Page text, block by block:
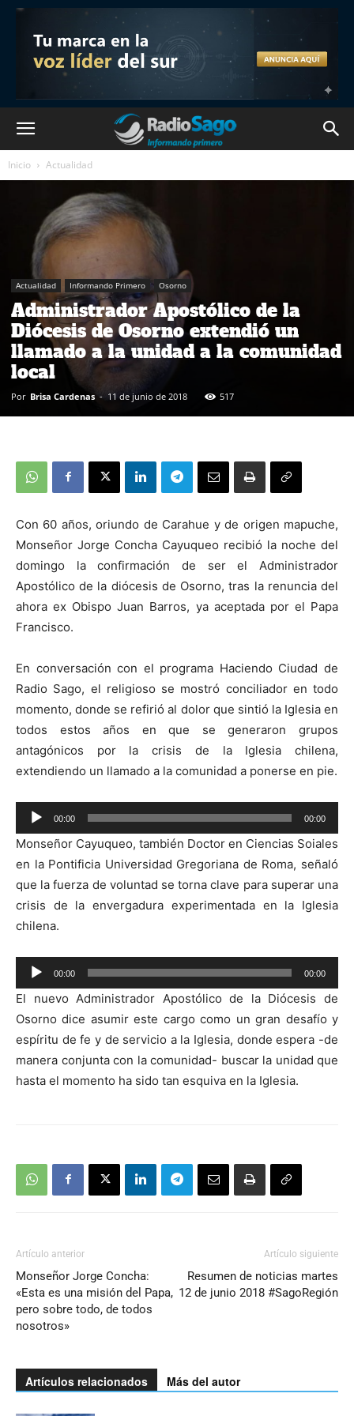
Inicio Actualidad
Actualidad Informando Primero Osorno
Administrador Apostólico de la
Diócesis de Osorno extendió un
llamado a la unidad a la comunidad
local
Por Brisa Cardenas - 11 de junio de 2018 517
Con 60 años, oriundo de Carahue y de origen mapuche,
Monseñor Jorge Concha Cayuqueo recibió la noche del
domingo la confirmación de ser el Administrador
Apostólico de la diócesis de Osorno, tras la renuncia del
ahora ex Obispo Juan Barros, ya aceptada por el Papa
Francisco.
En conversación con el programa Haciendo Ciudad de
Radio Sago, el religioso se mostró conciliador en todo
momento, donde se refirió al dolor que sintió la Iglesia en
todos estos años en que se generaron grupos
antagónicos por la crisis de la Iglesia chilena,
extendiendo un llamado a la comunidad a ponerse en pie.
Reproductor
de
audio
00:00 00:00
Monseñor Cayuqueo, también Doctor en Ciencias Soiales
en la Pontificia Universidad Gregoriana de Roma, señaló
que la fuerza de voluntad se torna clave para superar una
crisis de la envergadura experimentada en la Iglesia
chilena.
Reproductor
de
audio
00:00 00:00
El nuevo Administrador Apostólico de la Diócesis de
Osorno dice asumir este cargo como un gran desafío y
espíritu de fe y de servicio a la Iglesia, donde espera -de
manera conjunta con la comunidad- buscar la unidad que
hasta el momento ha sido tan esquiva en la Iglesia.
Artículo anterior
Monseñor Jorge Concha:
«Esta es una misión del Papa,
pero sobre todo, de todos
nosotros»
Artículo siguiente
Resumen de noticias martes
12 de junio 2018 #SagoRegión
Artículos relacionados Más del autor